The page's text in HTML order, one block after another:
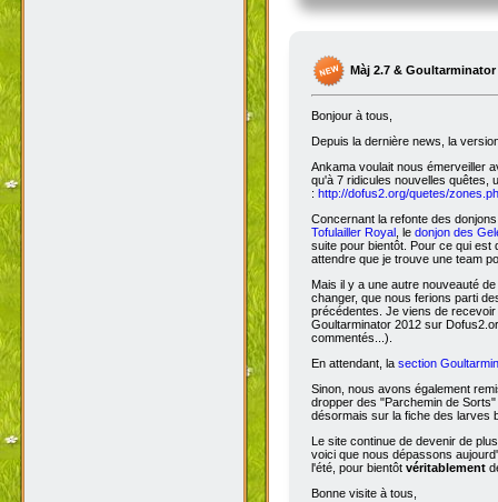
Màj 2.7 & Goultarminator
Bonjour à tous,
Depuis la dernière news, la
Ankama voulait nous émerveiller
qu'à 7 ridicules nouvelles quêtes,
: http://dofus2.org/quetes/
Concernant la refonte des
Tofulailler Royal , le donjon des
suite pour bientôt. Pour ce qui est
attendre que je trouve une team
Mais il y a une autre nouveauté
changer, que nous ferions parti
précédentes. Je viens de
Goultarminator 2012 sur
commentés...).
En attendant, la section
Sinon, nous avons également
dropper des "Parchemin de
désormais sur la fiche des larves
Le site continue de devenir de
voici que nous dépassons
l'été, pour bientôt véritablement
Bonne visite à tous,